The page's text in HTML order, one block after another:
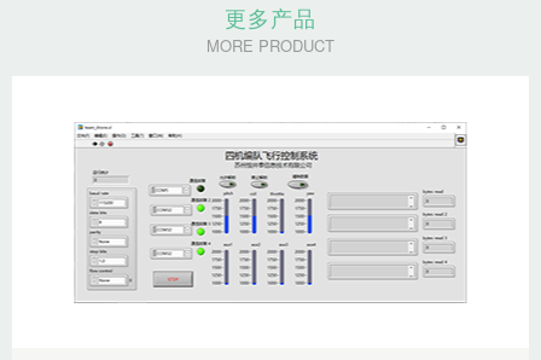
更多产品
MORE PRODUCT